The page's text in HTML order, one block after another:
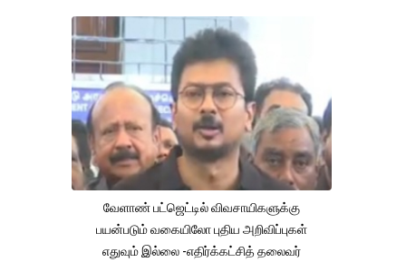
வேளாண் பட்ஜெட்டில் விவசாயிகளுக்கு
பயன்படும் வகையிலோ புதிய அறிவிப்புகள்
எதுவும் இல்லை -எதிர்க்கட்சித் தலைவர்